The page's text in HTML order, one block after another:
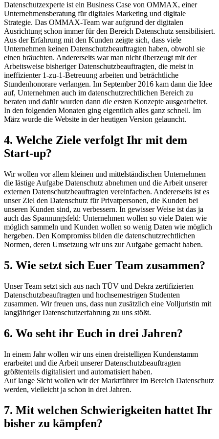
Datenschutzexperte ist ein Business Case von OMMAX, einer
Unternehmensberatung für digitales Marketing und digitale
Strategie. Das OMMAX-Team war aufgrund der digitalen
Ausrichtung schon immer für den Bereich Datenschutz sensibilisiert.
Aus der Erfahrung mit den Kunden zeigte sich, dass viele
Unternehmen keinen Datenschutzbeauftragten haben, obwohl sie
einen bräuchten. Andererseits war man nicht überzeugt mit der
Arbeitsweise bisheriger Datenschutzbeauftragten, die meist in
ineffizienter 1-zu-1-Betreuung arbeiten und beträchtliche
Stundenhonorare verlangen. Im September 2016 kam dann die Idee
auf, Unternehmen auch im datenschutzrechtlichen Bereich zu
beraten und dafür wurden dann die ersten Konzepte ausgearbeitet.
In den folgenden Monaten ging eigentlich alles ganz schnell. Im
März wurde die Website in der heutigen Version gelauncht.
4. Welche Ziele verfolgt Ihr mit dem
Start-up?
Wir wollen vor allem kleinen und mittelständischen Unternehmen
die lästige Aufgabe Datenschutz abnehmen und die Arbeit unserer
externen Datenschutzbeauftragten vereinfachen. Andererseits ist es
unser Ziel den Datenschutz für Privatpersonen, die Kunden bei
unseren Kunden sind, zu verbessern. In gewisser Weise ist das ja
auch das Spannungsfeld: Unternehmen wollen so viele Daten wie
möglich sammeln und Kunden wollen so wenig Daten wie möglich
hergeben. Den Kompromiss bilden die datenschutzrechtlichen
Normen, deren Umsetzung wir uns zur Aufgabe gemacht haben.
5. Wie setzt sich Euer Team zusammen?
Unser Team setzt sich aus nach TÜV und Dekra zertifizierten
Datenschutzbeauftragten und hochsemestrigen Studenten
zusammen. Wir freuen uns, dass nun zusätzlich eine Volljuristin mit
langjähriger Datenschutzerfahrung zu uns stößt.
6. Wo seht ihr Euch in drei Jahren?
In einem Jahr wollen wir uns einen dreistelligen Kundenstamm
erarbeitet und die Arbeit unserer Datenschutzbeauftragten
größtenteils digitalisiert und automatisiert haben.
Auf lange Sicht wollen wir der Marktführer im Bereich Datenschutz
werden, vielleicht ja schon in drei Jahren.
7. Mit welchen Schwierigkeiten hattet Ihr
bisher zu kämpfen?